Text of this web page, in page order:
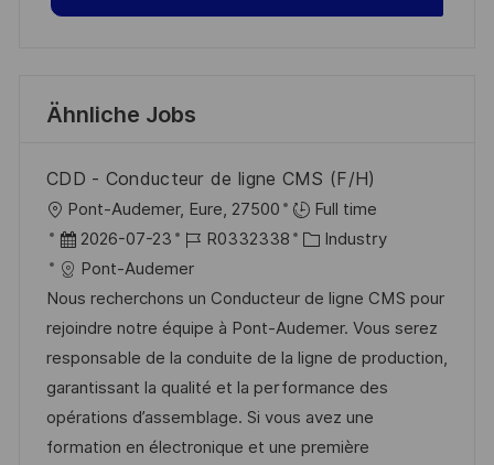
Ähnliche Jobs
CDD - Conducteur de ligne CMS (F/H)
O
r
t
Pont-Audemer, Eure, 27500
Full time
D
a
t
u
m
d
e
r
2026-07-23
J
o
b
-
I
D
R0332338
K
t
e
g
o
r
i
Industry
Pont-Audemer
Nous recherchons un Conducteur de ligne CMS pour
rejoindre notre équipe à Pont-Audemer. Vous serez
responsable de la conduite de la ligne de production,
garantissant la qualité et la performance des
opérations d’assemblage. Si vous avez une
formation en électronique et une première